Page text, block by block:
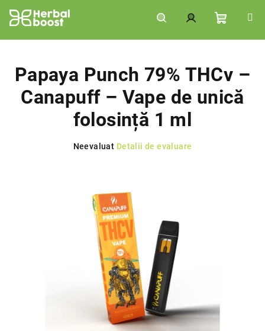
conținut
de
Papaya Punch 79% THCv –
Canapuff – Vape de unică
folosință 1 ml
Evaluarea
Neevaluat Detalii de evaluare